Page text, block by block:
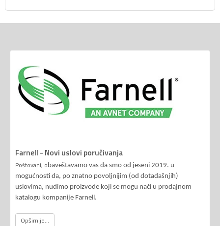
Farnell - Novi uslovi poručivanja
Poštovani, obaveštavamo vas da smo od jeseni 2019. u
mogućnosti da, po znatno povoljnijim (od dotadašnjih)
uslovima, nudimo proizvode koji se mogu naći u prodajnom
katalogu kompanije Farnell.
Opširnije...